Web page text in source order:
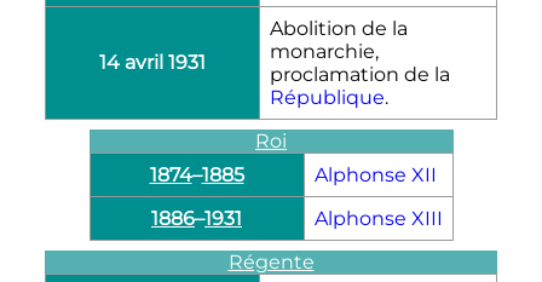
14 avril 1931
Abolition de la
monarchie,
proclamation de la
République.
Roi
1874–1885
Alphonse XII
1886–1931
Alphonse XIII
Régente